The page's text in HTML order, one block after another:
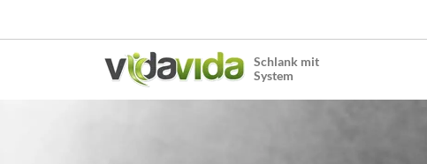
Schlank mit
System